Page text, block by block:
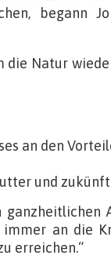
begann
die Natur
an den
und
immer an die
erreichen.“